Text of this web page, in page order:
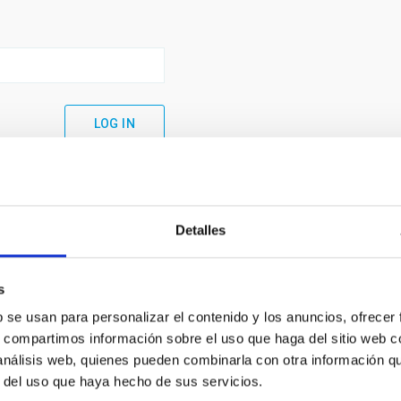
Detalles
usan para personalizar el contenido y los anuncios,
información sobre el uso que haga del sitio web
web, quienes pueden combinarla con otra información
uso que haya hecho de sus servicios.
IAC PORTAL